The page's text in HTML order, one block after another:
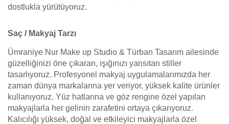
dostlukla yürütüyoruz.
Saç / Makyaj Tarzı
Ümraniye Nur Make up Studio & Türban Tasarım ailesinde
güzelliğinizi öne çıkaran, ışığınızı yansıtan stiller
tasarlıyoruz. Profesyonel makyaj uygulamalarımızda her
zaman dünya markalarına yer veriyor, yüksek kalite ürünler
kullanıyoruz. Yüz hatlarına ve göz rengine özel yapılan
makyajlarla her gelinin zarafetini ortaya çıkarıyoruz.
Kalıcılığı yüksek, doğal ve etkileyici makyajlarla özel